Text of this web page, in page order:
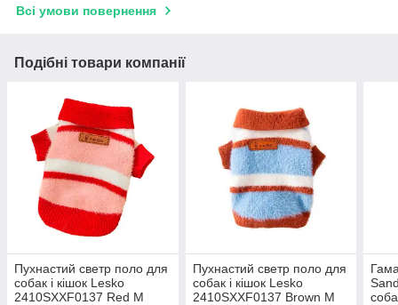
Всі умови повернення
Подібні товари компанії
Пухнастий светр поло для
собак і кішок Lesko
2410SXXF0137 Red M
Пухнастий светр поло для
собак і кішок Lesko
2410SXXF0137 Brown M